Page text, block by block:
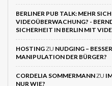
BERLINER PUB TALK: MEHR
VIDEOÜBERWACHUNG? -
SICHERHEIT IN BERLIN MIT
HOSTINGZU NUDGING –
MANIPULATION DER BÜRGER?
CORDELIA SOMMERMANNZU
NUR WIE?